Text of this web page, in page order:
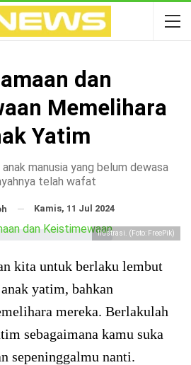
dan
Memelihara
Yatim
manusia yang belum dewasa
telah wafat
Kamis, 11 Jul 2024
Ilustrasi. (Foto: FreePik)
kita untuk berlaku lembut
yatim, bahkan
mereka. Berlakulah
sebagaimana kamu suka
sepeninggalmu nanti.